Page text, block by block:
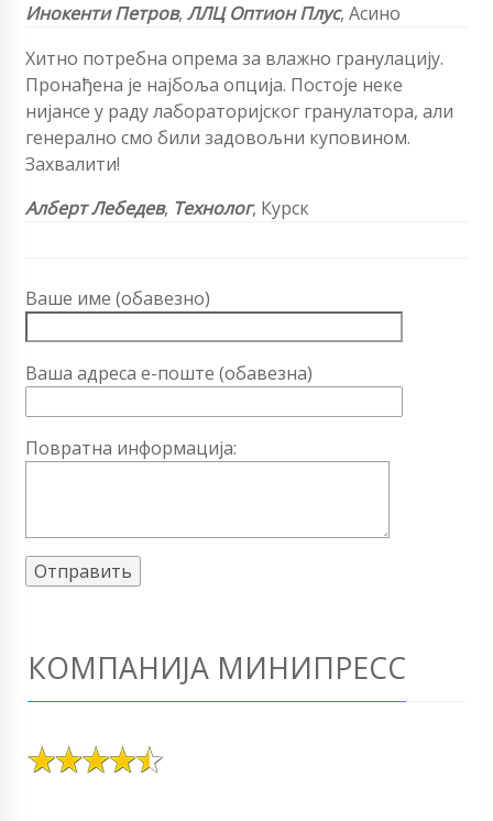
Инокенти Петров, ЛЛЦ Оптион Плус, Асино
Хитно потребна опрема за влажно гранулацију.
Пронађена је најбоља опција. Постоје неке
нијансе у раду лабораторијског гранулатора, али
генерално смо били задовољни куповином.
Захвалити!
Алберт Лебедев, Технолог, Курск
Ваше име (обавезно)
Ваша адреса е-поште (обавезна)
Повратна информација:
КОМПАНИЈА МИНИПРЕСС